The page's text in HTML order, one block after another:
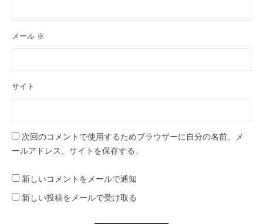
メール ※
サイト
次回のコメントで使用するためブラウザーに自分の名前、メ
ールアドレス、サイトを保存する。
新しいコメントをメールで通知
新しい投稿をメールで受け取る